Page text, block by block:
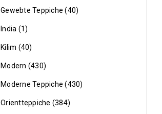
Gewebte Teppiche (40)
India (1)
Kilim (40)
Modern (430)
Moderne Teppiche (430)
Orientteppiche (384)